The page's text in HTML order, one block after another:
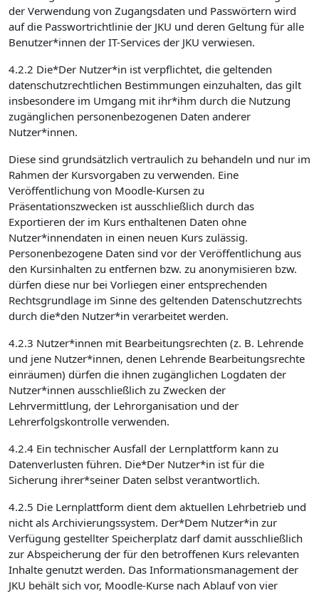
der Verwendung von Zugangsdaten und Passwörtern wird
auf die Passwortrichtlinie der JKU und deren Geltung für alle
Benutzer*innen der IT-Services der JKU verwiesen.
4.2.2 Die*Der Nutzer*in ist verpflichtet, die geltenden
datenschutzrechtlichen Bestimmungen einzuhalten, das gilt
insbesondere im Umgang mit ihr*ihm durch die Nutzung
zugänglichen personenbezogenen Daten anderer
Nutzer*innen.
Diese sind grundsätzlich vertraulich zu behandeln und nur im
Rahmen der Kursvorgaben zu verwenden. Eine
Veröffentlichung von Moodle-Kursen zu
Präsentationszwecken ist ausschließlich durch das
Exportieren der im Kurs enthaltenen Daten ohne
Nutzer*innendaten in einen neuen Kurs zulässig.
Personenbezogene Daten sind vor der Veröffentlichung aus
den Kursinhalten zu entfernen bzw. zu anonymisieren bzw.
dürfen diese nur bei Vorliegen einer entsprechenden
Rechtsgrundlage im Sinne des geltenden Datenschutzrechts
durch die*den Nutzer*in verarbeitet werden.
4.2.3 Nutzer*innen mit Bearbeitungsrechten (z. B. Lehrende
und jene Nutzer*innen, denen Lehrende Bearbeitungsrechte
einräumen) dürfen die ihnen zugänglichen Logdaten der
Nutzer*innen ausschließlich zu Zwecken der
Lehrvermittlung, der Lehrorganisation und der
Lehrerfolgskontrolle verwenden.
4.2.4 Ein technischer Ausfall der Lernplattform kann zu
Datenverlusten führen. Die*Der Nutzer*in ist für die
Sicherung ihrer*seiner Daten selbst verantwortlich.
4.2.5 Die Lernplattform dient dem aktuellen Lehrbetrieb und
nicht als Archivierungssystem. Der*Dem Nutzer*in zur
Verfügung gestellter Speicherplatz darf damit ausschließlich
zur Abspeicherung der für den betroffenen Kurs relevanten
Inhalte genutzt werden. Das Informationsmanagement der
JKU behält sich vor, Moodle-Kurse nach Ablauf von vier